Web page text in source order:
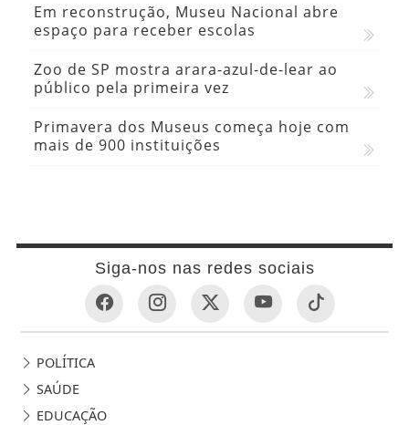
Em reconstrução, Museu Nacional abre
espaço para receber escolas
Zoo de SP mostra arara-azul-de-lear ao
público pela primeira vez
Primavera dos Museus começa hoje com
mais de 900 instituições
Siga-nos nas redes sociais
POLÍTICA
SAÚDE
EDUCAÇÃO